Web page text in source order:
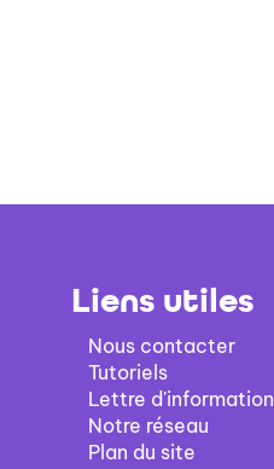
Liens utiles
Nous contacter
Tutoriels
Lettre d'information
Notre réseau
Plan du site